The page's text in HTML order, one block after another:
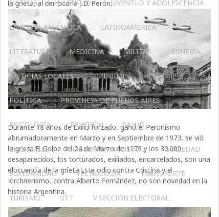
JUSTICIA JUVENTUD JUVENTUD Y ADOLESCENCIA
LA COSTA ATLÁNTICA LATINOAMERICA
LITERATURA MEDICINA MILITAR MINERIA
NOTICIAS LOCALES OPINIÓN PESCA
POLÍTICA PROVINCIA DE BUENOS AIRES
PSICOLOGÍA RELIGIÓN SALUD
SINDICALES SOBERANÍA NACIONAL SOCIEDAD
SOLIDARIDAD TECNOLOGÍA TRANSPORTE
TURISMO UTT V SECCIÓN ELECTORAL
la grieta, al derrocar a J.D. Perón.
Durante 18 años de Exilio forzado, ganó el Peronismo
abrumadoramente en Marzo y en Septiembre de 1973, se vió
la grieta.El Golpe del 24 de Marzo de 1976 y los 30.000
desaparecidos, los torturados, exiliados, encarcelados, son una
elocuencia de la grieta.Este odio contra Cristina y el
Kirchnerismo, contra Alberto Fernández, no son novedad en la
historia Argentina.